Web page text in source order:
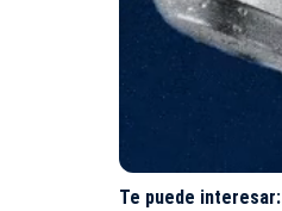
Te puede interesar: